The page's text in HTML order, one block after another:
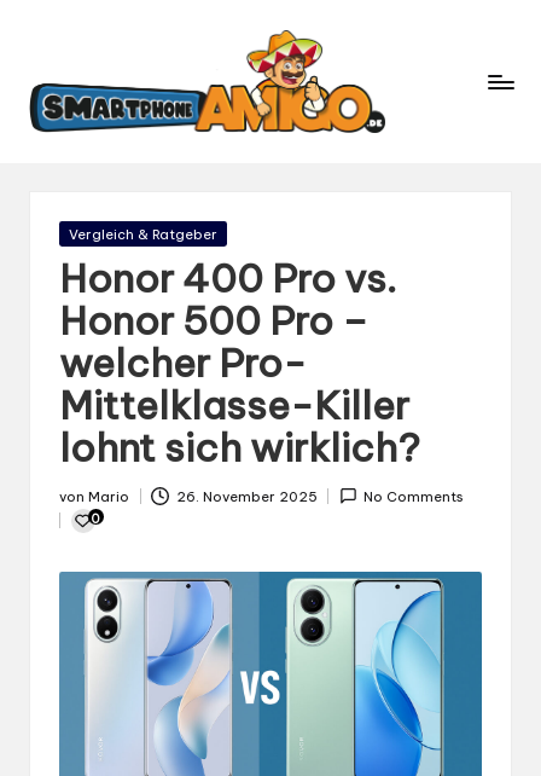
m
a
rt
in
der
Mobilfunk
Gepostet
Vergleich & Ratgeber
Honor 400 Pro vs.
Honor 500 Pro –
welcher Pro-
Mittelklasse-Killer
lohnt sich wirklich?
Gepostet
von
von Mario 26. November 2025 No Comments
0